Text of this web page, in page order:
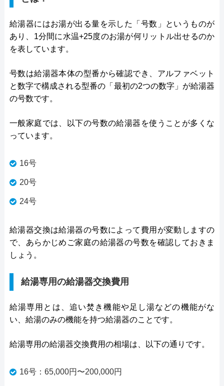
給湯器にはお湯が出る量を示した「号数」というものが
あり、1分間に水温+25度のお湯が何リットル出せるのか
を表しています。
号数は給湯器本体の型番から確認でき、アルファベット
と数字で構成される型番の「最初の2つの数字」が給湯器
の号数です。
一般家庭では、以下の号数の給湯器を使うことが多くな
っています。
16号
20号
24号
給湯器交換は給湯器の号数によって費用が変動しますの
で、あらかじめご家庭の給湯器の号数を確認しておきま
しょう。
給湯専用の給湯器交換費用
給湯専用とは、追い焚き機能や足し湯などの機能がな
い、給湯のみの機能を持つ給湯器のことです。
給湯専用の給湯器交換費用の相場は、以下の通りです。
16号：65,000円〜200,000円